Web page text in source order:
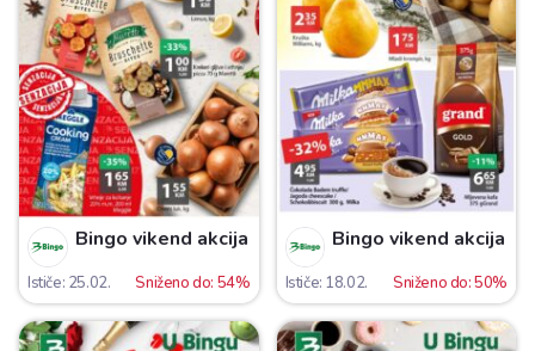
Bingo vikend akcija
Ističe: 25.02. Sniženo do: 54%
Bingo vikend akcija
Ističe: 18.02. Sniženo do: 50%